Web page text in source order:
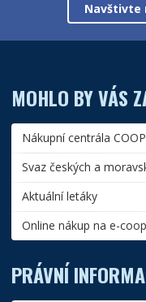
Navštivte
MOHLO BY VÁS
Nákupní centrála
Svaz českých a
Aktuální letáky
Online nákup na e-
PRÁVNÍ